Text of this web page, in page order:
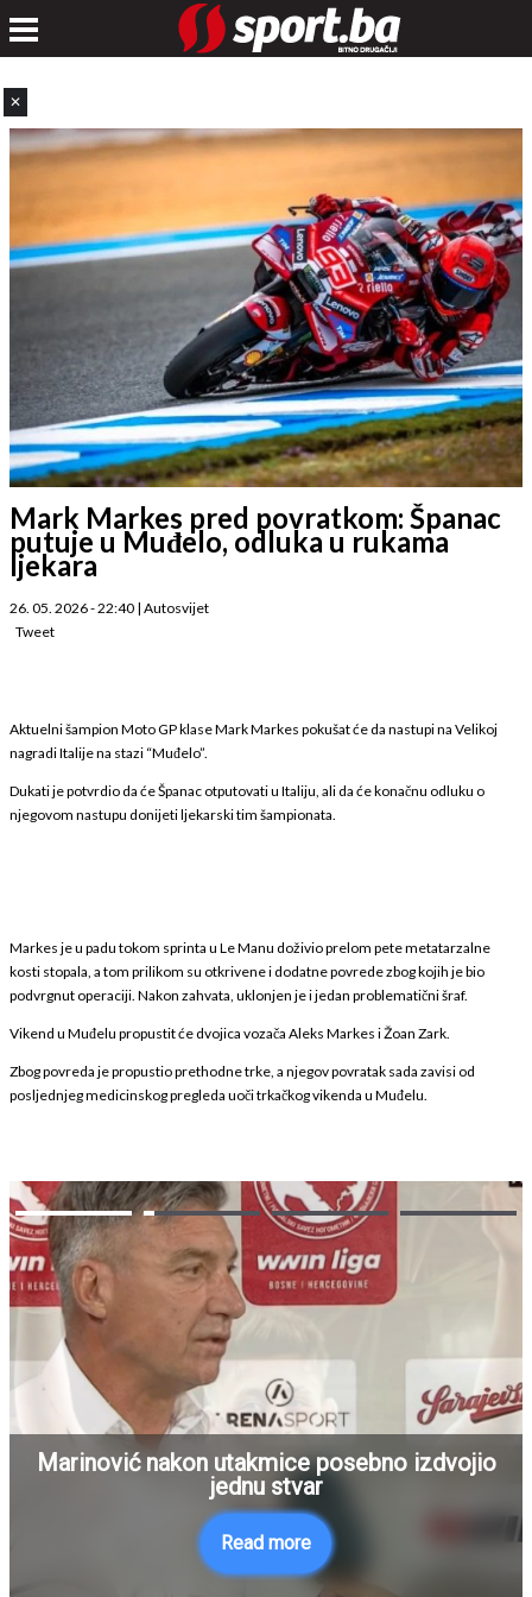
✕
Mark Markes pred povratkom: Španac
putuje u Muđelo, odluka u rukama
ljekara
26. 05. 2026 - 22:40 | Autosvijet
Tweet
Aktuelni šampion Moto GP klase Mark Markes pokušat će da nastupi na Velikoj
nagradi Italije na stazi “Muđelo”.
Dukati je potvrdio da će Španac otputovati u Italiju, ali da će konačnu odluku o
njegovom nastupu donijeti ljekarski tim šampionata.
Markes je u padu tokom sprinta u Le Manu doživio prelom pete metatarzalne
kosti stopala, a tom prilikom su otkrivene i dodatne povrede zbog kojih je bio
podvrgnut operaciji. Nakon zahvata, uklonjen je i jedan problematični šraf.
Vikend u Muđelu propustit će dvojica vozača Aleks Markes i Žoan Zark.
Zbog povreda je propustio prethodne trke, a njegov povratak sada zavisi od
posljednjeg medicinskog pregleda uoči trkačkog vikenda u Muđelu.
Marinović nakon utakmice posebno izdvojio
jednu stvar
Read more